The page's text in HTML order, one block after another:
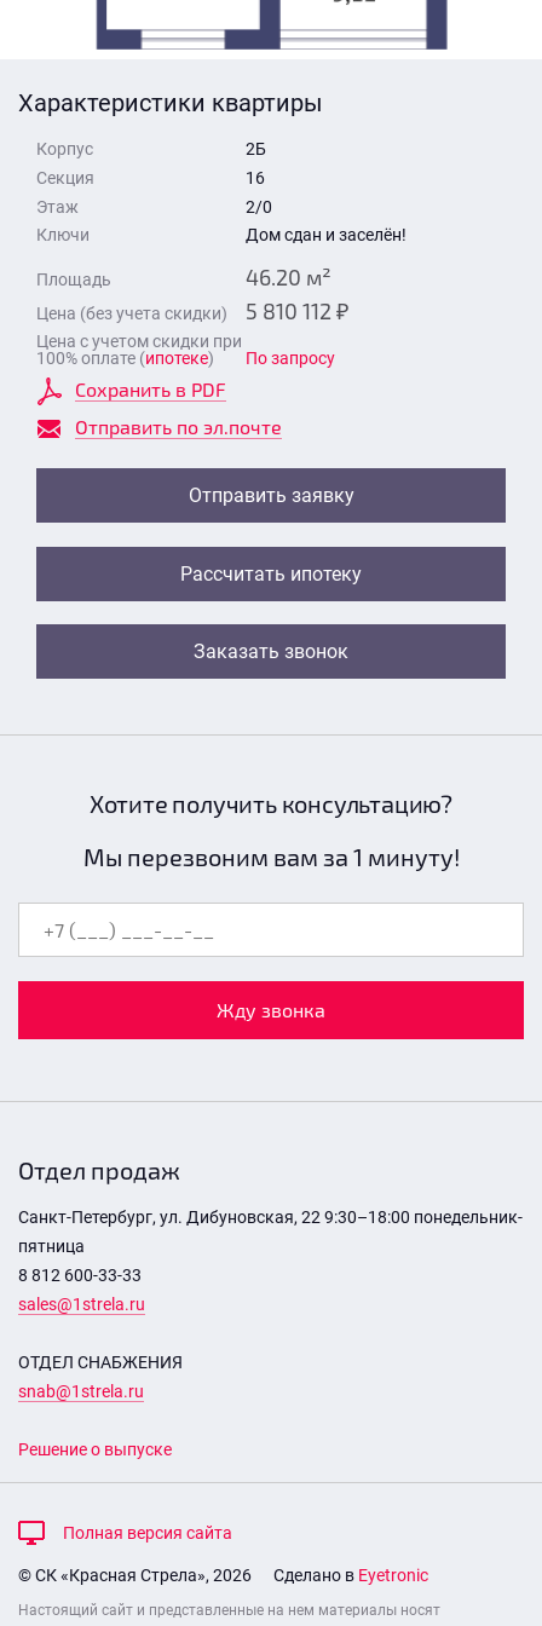
Характеристики квартиры
Корпус
2Б
Секция
16
Этаж
2/0
Ключи
Дом сдан и заселён!
Площадь 46.20 м²
Цена (без учета скидки) 5 810 112 ₽
Цена с учетом скидки при
100% оплате (ипотеке) По запросу
Сохранить в PDF
Отправить по эл.почте
Отправить заявку
Рассчитать ипотеку
Заказать звонок
Отправить
Отправить
Отправить
Хотите получить консультацию?
Мы перезвоним вам за 1 минуту!
Жду звонка
Отдел продаж
Санкт-Петербург, ул. Дибуновская, 22 9:30–18:00 понедельник-
пятница
8 812 600-33-33
sales@1strela.ru
ОТДЕЛ СНАБЖЕНИЯ
snab@1strela.ru
Решение о выпуске
Полная версия сайта
© СК «Красная Стрела», 2026 Сделано в Eyetronic
Настоящий сайт и представленные на нем материалы носят